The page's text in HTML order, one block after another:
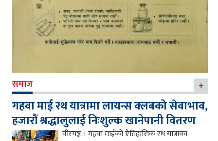
समाज
गहवा माई रथ यात्रामा लायन्स क्लबको सेवाभाव,
हजारौं श्रद्धालुलाई निःशुल्क खानेपानी वितरण
वीरगञ्ज । गहवा माईको ऐतिहासिक रथ यात्राका